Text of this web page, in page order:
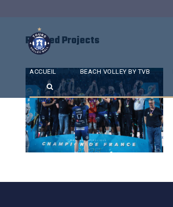
ACCUEIL BEACH VOLLEY BY TVB
Related Projects
SAISON 24/25-12